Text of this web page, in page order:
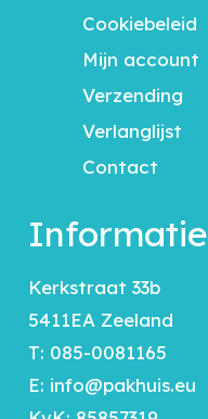
Cookiebeleid
Mijn account
Verzending
Verlanglijst
Contact
Informatie
Kerkstraat 33b
5411EA Zeeland
T: 085-0081165
E: info@pakhuis.eu